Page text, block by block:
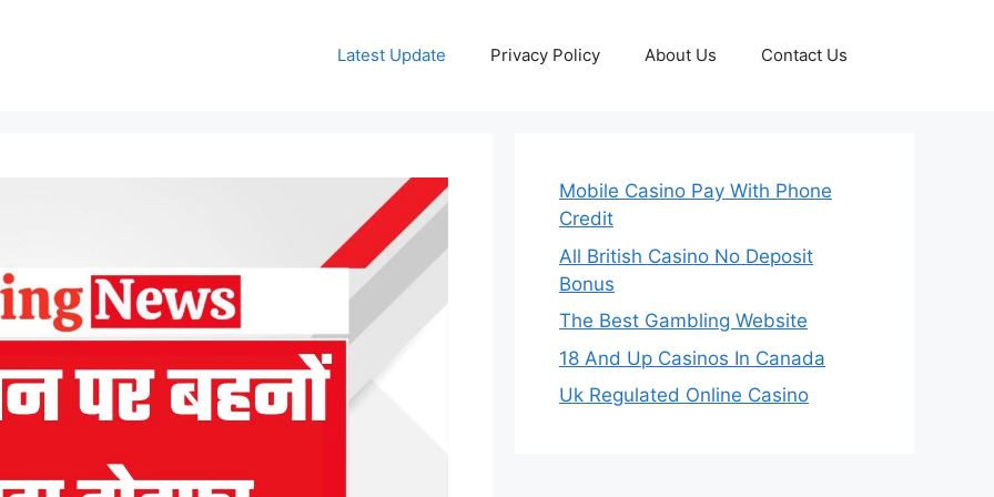
Latest Update Privacy Policy About Us Contact Us
Mobile Casino Pay With Phone
Credit
All British Casino No Deposit
Bonus
The Best Gambling Website
18 And Up Casinos In Canada
Uk Regulated Online Casino